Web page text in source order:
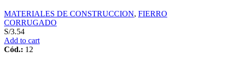
MATERIALES DE CONSTRUCCION, FIERRO
CORRUGADO
S/3.54
Add to cart
Cód.: 12